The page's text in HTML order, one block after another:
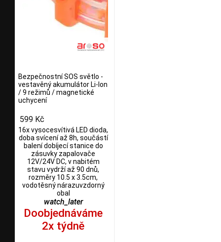
Bezpečnostní SOS světlo -
vestavěný akumulátor Li-Ion
/ 9 režimů / magnetické
uchycení
599 Kč
16x vysocesvítivá LED dioda,
doba svícení až 8h, součástí
balení dobíjecí stanice do
zásuvky zapalovače
12V/24V DC, v nabitém
stavu vydrží až 90 dnů,
rozměry 10.5 x 3.5cm,
vodotěsný nárazuvzdorný
obal
watch_later
Doobjednáváme
2x týdně